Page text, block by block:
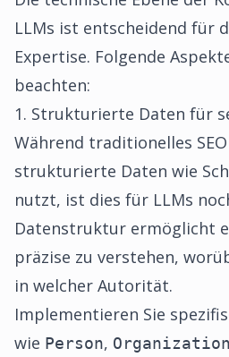
LLMs ist entscheidend für
Expertise. Folgende
beachten:
1. Strukturierte Daten für
Während traditionelles
strukturierte Daten wie
nutzt, ist dies für LLMs
Datenstruktur ermöglicht
präzise zu verstehen,
in welcher Autorität.
Implementieren Sie
wie Person, Organization